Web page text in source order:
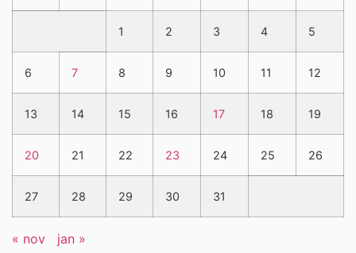
1 2 3 4 5
6 7 8 9 10 11 12
13 14 15 16 17 18 19
20 21 22 23 24 25 26
27 28 29 30 31
« nov jan »